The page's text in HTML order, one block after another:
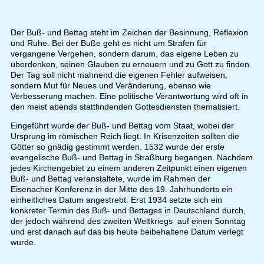
Der Buß- und Bettag steht im Zeichen der Besinnung, Reflexion
und Ruhe. Bei der Buße geht es nicht um Strafen für
vergangene Vergehen, sondern darum, das eigene Leben zu
überdenken, seinen Glauben zu erneuern und zu Gott zu finden.
Der Tag soll nicht mahnend die eigenen Fehler aufweisen,
sondern Mut für Neues und Veränderung, ebenso wie
Verbesserung machen. Eine politische Verantwortung wird oft in
den meist abends stattfindenden Gottesdiensten thematisiert.
Eingeführt wurde der Buß- und Bettag vom Staat, wobei der
Ursprung im römischen Reich liegt. In Krisenzeiten sollten die
Götter so gnädig gestimmt werden. 1532 wurde der erste
evangelische Buß- und Bettag in Straßburg begangen. Nachdem
jedes Kirchengebiet zu einem anderen Zeitpunkt einen eigenen
Buß- und Bettag veranstaltete, wurde im Rahmen der
Eisenacher Konferenz in der Mitte des 19. Jahrhunderts ein
einheitliches Datum angestrebt. Erst 1934 setzte sich ein
konkreter Termin des Buß- und Bettages in Deutschland durch,
der jedoch während des zweiten Weltkriegs auf einen Sonntag
und erst danach auf das bis heute beibehaltene Datum verlegt
wurde.